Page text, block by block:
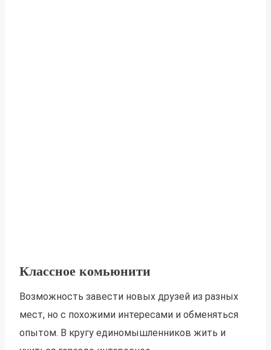
Классное комьюнити
Возможность завести новых друзей из разных
мест, но с похожими интересами и обменяться
опытом. В кругу единомышленников жить и